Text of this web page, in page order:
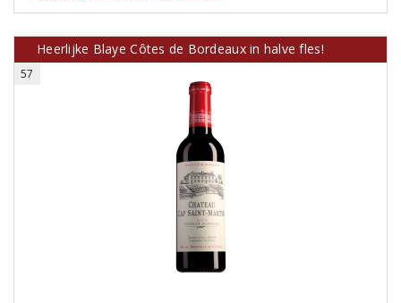
Heerlijke Blaye Côtes de Bordeaux in halve fles!
57